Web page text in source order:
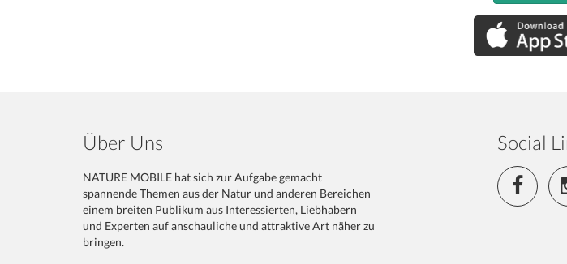
Über Uns
NATURE MOBILE hat sich zur Aufgabe gemacht
spannende Themen aus der Natur und anderen Bereichen
einem breiten Publikum aus Interessierten, Liebhabern
und Experten auf anschauliche und attraktive Art näher zu
bringen.
Social